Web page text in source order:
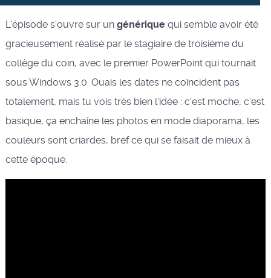
L'épisode s'ouvre sur un génériquequi semble avoir été
gracieusement réalisé par le stagiaire de troisième du
collège du coin, avec le premier PowerPoint qui tournait
sous Windows 3.0. Ouais les dates ne coïncident pas
totalement, mais tu vois très bien l'idée : c'est moche, c'est
basique, ça enchaîne les photos en mode diaporama, les
couleurs sont criardes, bref ce qui se faisait de mieux à
cette époque.